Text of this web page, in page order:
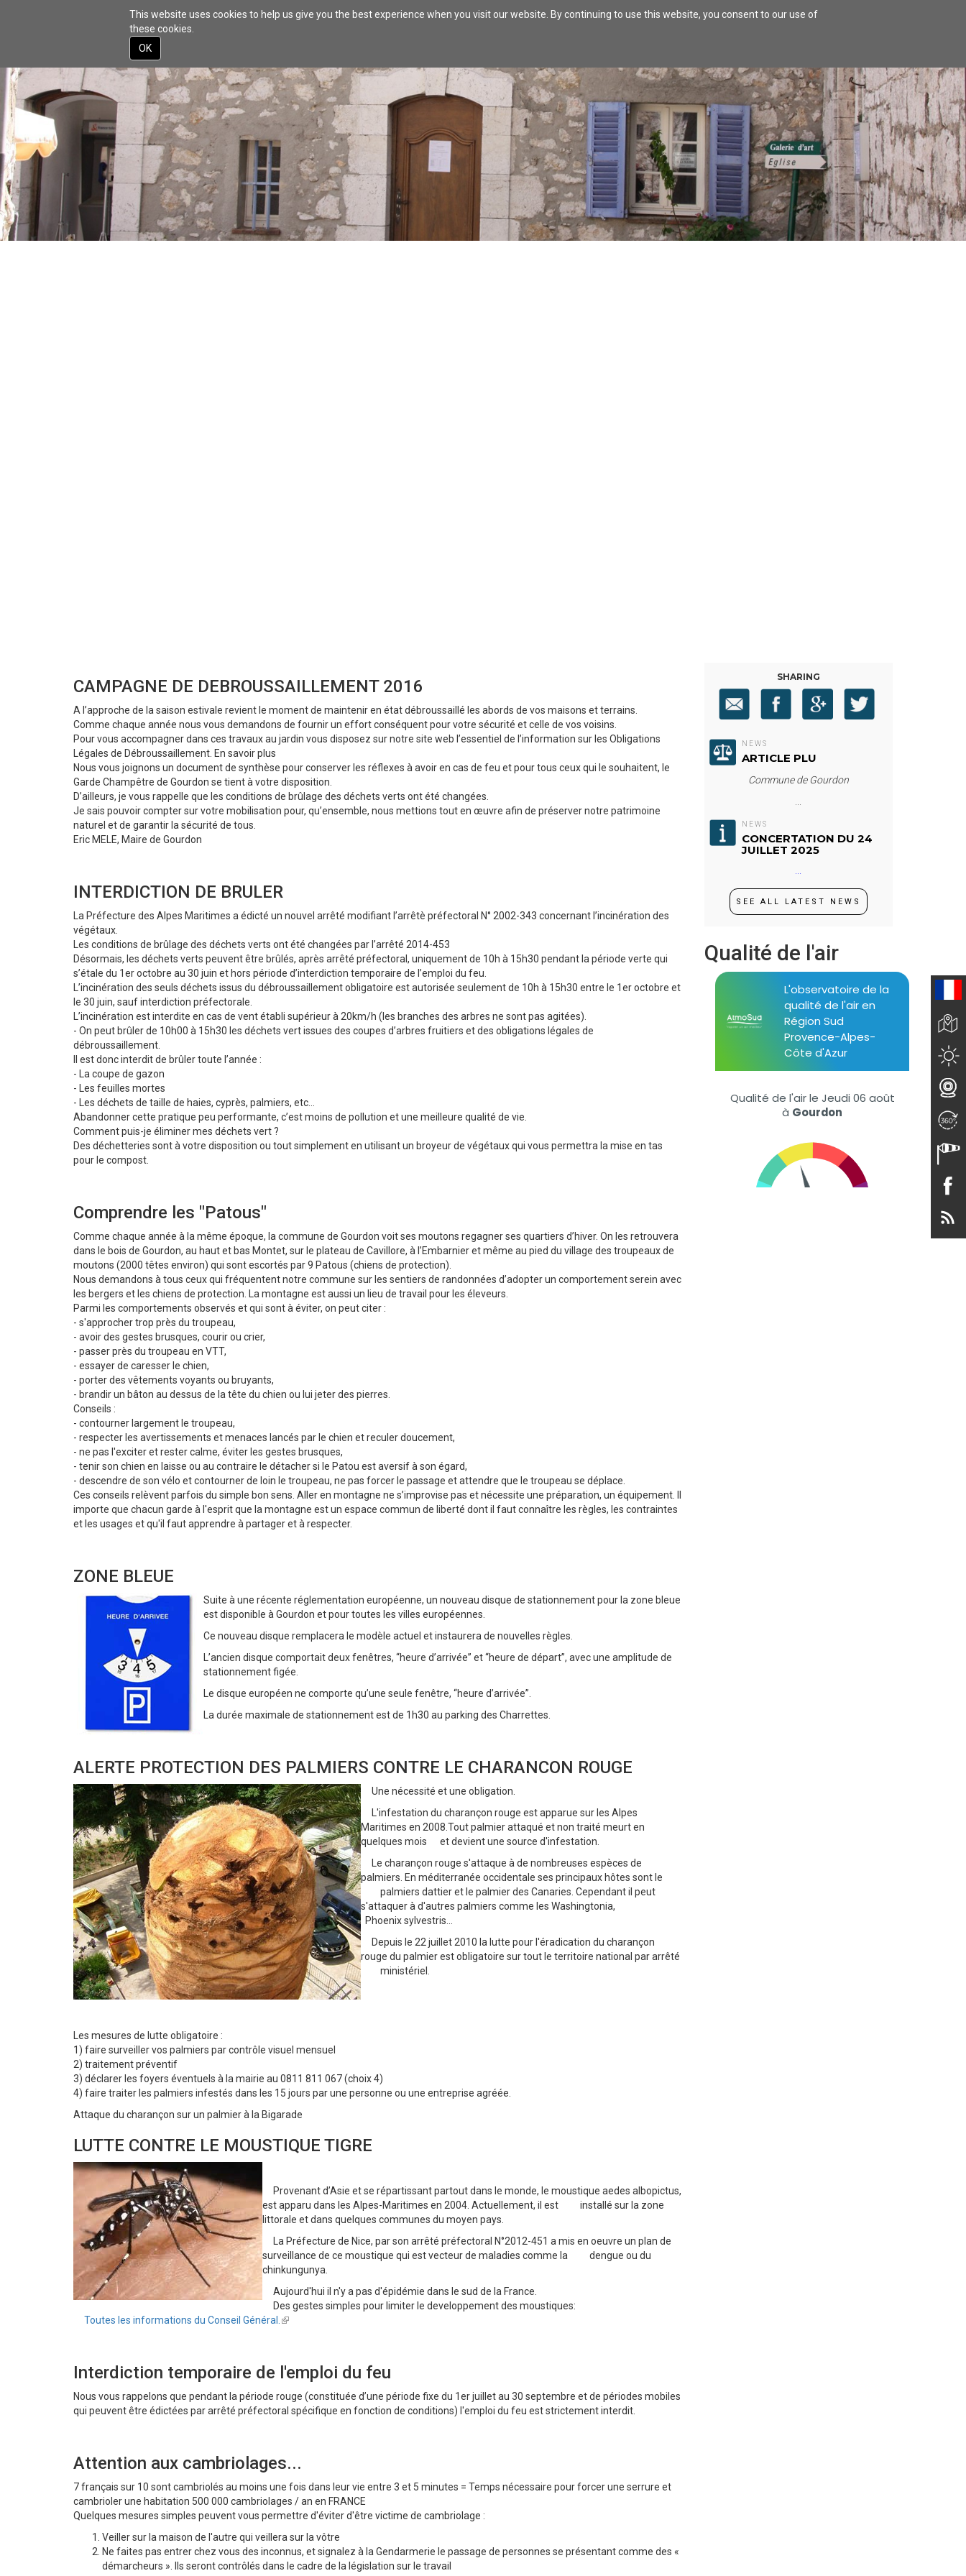
to
main
content
This website uses cookies to help us give you the best experience when you visit our website. By continuing to use this website, you consent to our use of
these cookies.
OK
CAMPAGNE DE DEBROUSSAILLEMENT 2016
A l’approche de la saison estivale revient le moment de maintenir en état débroussaillé les abords de vos maisons et terrains.
Comme chaque année nous vous demandons de fournir un effort conséquent pour votre sécurité et celle de vos voisins.
Pour vous accompagner dans ces travaux au jardin vous disposez sur notre site web l’essentiel de l’information sur les Obligations
Légales de Débroussaillement. En savoir plus
Nous vous joignons un document de synthèse pour conserver les réflexes à avoir en cas de feu et pour tous ceux qui le souhaitent, le
Garde Champêtre de Gourdon se tient à votre disposition.
D’ailleurs, je vous rappelle que les conditions de brûlage des déchets verts ont été changées.
Je sais pouvoir compter sur votre mobilisation pour, qu’ensemble, nous mettions tout en œuvre afin de préserver notre patrimoine
naturel et de garantir la sécurité de tous.
Eric MELE, Maire de Gourdon
INTERDICTION DE BRULER
La Préfecture des Alpes Maritimes a édicté un nouvel arrêté modifiant l’arrêtè préfectoral N° 2002-343 concernant l’incinération des
végétaux.
Les conditions de brûlage des déchets verts ont été changées par l’arrêté 2014-453
Désormais, les déchets verts peuvent être brûlés, après arrêté préfectoral, uniquement de 10h à 15h30 pendant la période verte qui
s’étale du 1er octobre au 30 juin et hors période d’interdiction temporaire de l’emploi du feu.
L’incinération des seuls déchets issus du débroussaillement obligatoire est autorisée seulement de 10h à 15h30 entre le 1er octobre et
le 30 juin, sauf interdiction préfectorale.
L’incinération est interdite en cas de vent établi supérieur à 20km/h (les branches des arbres ne sont pas agitées).
- On peut brûler de 10h00 à 15h30 les déchets vert issues des coupes d’arbres fruitiers et des obligations légales de
débroussaillement.
Il est donc interdit de brûler toute l’année :
- La coupe de gazon
- Les feuilles mortes
- Les déchets de taille de haies, cyprès, palmiers, etc…
Abandonner cette pratique peu performante, c’est moins de pollution et une meilleure qualité de vie.
Comment puis-je éliminer mes déchets vert ?
Des déchetteries sont à votre disposition ou tout simplement en utilisant un broyeur de végétaux qui vous permettra la mise en tas
pour le compost.
Comprendre les "Patous"
Comme chaque année à la même époque, la commune de Gourdon voit ses moutons regagner ses quartiers d’hiver. On les retrouvera
dans le bois de Gourdon, au haut et bas Montet, sur le plateau de Cavillore, à l’Embarnier et même au pied du village des troupeaux de
moutons (2000 têtes environ) qui sont escortés par 9 Patous (chiens de protection).
Nous demandons à tous ceux qui fréquentent notre commune sur les sentiers de randonnées d’adopter un comportement serein avec
les bergers et les chiens de protection. La montagne est aussi un lieu de travail pour les éleveurs.
Parmi les comportements observés et qui sont à éviter, on peut citer :
- s'approcher trop près du troupeau,
- avoir des gestes brusques, courir ou crier,
- passer près du troupeau en VTT,
- essayer de caresser le chien,
- porter des vêtements voyants ou bruyants,
- brandir un bâton au dessus de la tête du chien ou lui jeter des pierres.
Conseils :
- contourner largement le troupeau,
- respecter les avertissements et menaces lancés par le chien et reculer doucement,
- ne pas l'exciter et rester calme, éviter les gestes brusques,
- tenir son chien en laisse ou au contraire le détacher si le Patou est aversif à son égard,
- descendre de son vélo et contourner de loin le troupeau, ne pas forcer le passage et attendre que le troupeau se déplace.
Ces conseils relèvent parfois du simple bon sens. Aller en montagne ne s’improvise pas et nécessite une préparation, un équipement. Il
importe que chacun garde à l'esprit que la montagne est un espace commun de liberté dont il faut connaître les règles, les contraintes
et les usages et qu'il faut apprendre à partager et à respecter.
ZONE BLEUE
Suite à une récente réglementation européenne, un nouveau disque de stationnement pour la zone bleue
est disponible à Gourdon et pour toutes les villes européennes.
Ce nouveau disque remplacera le modèle actuel et instaurera de nouvelles règles.
L’ancien disque comportait deux fenêtres, “heure d’arrivée” et “heure de départ”, avec une amplitude de
stationnement figée.
Le disque européen ne comporte qu’une seule fenêtre, “heure d’arrivée”.
La durée maximale de stationnement est de 1h30 au parking des Charrettes.
ALERTE PROTECTION DES PALMIERS CONTRE LE CHARANCON ROUGE
Une nécessité et une obligation.
L'infestation du charançon rouge est apparue sur les Alpes
Maritimes en 2008.Tout palmier attaqué et non traité meurt en
quelques mois et devient une source d'infestation.
Le charançon rouge s'attaque à de nombreuses espèces de
palmiers. En méditerranée occidentale ses principaux hôtes sont le
palmiers dattier et le palmier des Canaries. Cependant il peut
s'attaquer à d'autres palmiers comme les Washingtonia,
Phoenix sylvestris...
Depuis le 22 juillet 2010 la lutte pour l'éradication du charançon
rouge du palmier est obligatoire sur tout le territoire national par arrêté
ministériel.
Les mesures de lutte obligatoire :
1) faire surveiller vos palmiers par contrôle visuel mensuel
2) traitement préventif
3) déclarer les foyers éventuels à la mairie au 0811 811 067 (choix 4)
4) faire traiter les palmiers infestés dans les 15 jours par une personne ou une entreprise agréée.
Attaque du charançon sur un palmier à la Bigarade
LUTTE CONTRE LE MOUSTIQUE TIGRE
Provenant d’Asie et se répartissant partout dans le monde, le moustique aedes albopictus,
est apparu dans les Alpes-Maritimes en 2004. Actuellement, il est installé sur la zone
littorale et dans quelques communes du moyen pays.
La Préfecture de Nice, par son arrêté préfectoral N°2012-451 a mis en oeuvre un plan de
surveillance de ce moustique qui est vecteur de maladies comme la dengue ou du
chinkungunya.
Aujourd'hui il n'y a pas d'épidémie dans le sud de la France.
Des gestes simples pour limiter le developpement des moustiques:
Toutes les informations du Conseil Général.(link
Interdiction temporaire de l'emploi du feu
Nous vous rappelons que pendant la période rouge (constituée d’une période fixe du 1er juillet au 30 septembre et de périodes mobiles
qui peuvent être édictées par arrêté préfectoral spécifique en fonction de conditions) l'emploi du feu est strictement interdit.
Attention aux cambriolages...
7 français sur 10 sont cambriolés au moins une fois dans leur vie entre 3 et 5 minutes = Temps nécessaire pour forcer une serrure et
cambrioler une habitation 500 000 cambriolages / an en FRANCE
Quelques mesures simples peuvent vous permettre d'éviter d'être victime de cambriolage :
Veiller sur la maison de l'autre qui veillera sur la vôtre
Ne faites pas entrer chez vous des inconnus, et signalez à la Gendarmerie le passage de personnes se présentant comme des «
démarcheurs ». Ils seront contrôlés dans le cadre de la législation sur le travail
SHARING
NEWS
ARTICLE PLU
Commune de Gourdon
...
NEWS
CONCERTATION DU 24
JUILLET 2025
...
SEE ALL LATEST NEWS
Qualité de l'air